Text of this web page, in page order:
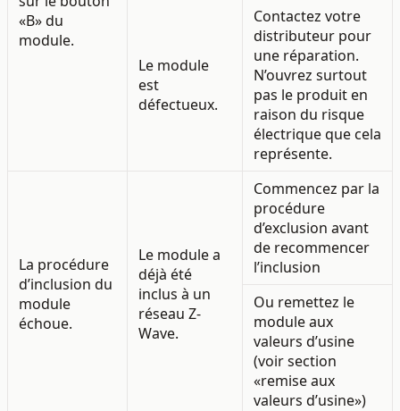
«B» du
module.
Le module
est
défectueux.
Contactez votre
distributeur pour
une réparation.
N’ouvrez surtout
pas le produit en
raison du risque
électrique que cela
représente.
La procédure
d’inclusion du
module
échoue.
Le module a
déjà été
inclus à un
réseau Z-
Wave.
Commencez par la
procédure
d’exclusion avant
de recommencer
l’inclusion
Ou remettez le
module aux
valeurs d’usine
(voir section
«remise aux
valeurs d’usine»)